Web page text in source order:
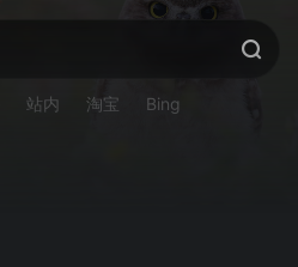
站内 淘宝 Bing